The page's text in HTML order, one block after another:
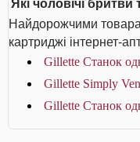
Які чоловічі
Найдорожчими
картриджі інтернет-
Gillette Станок
Gillette Simply
Gillette Станок